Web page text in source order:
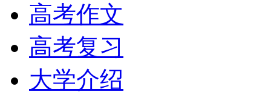
高考作文
高考复习
大学介绍